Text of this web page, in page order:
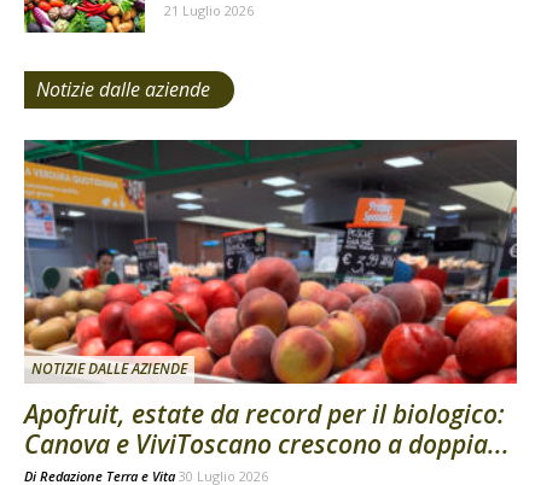
21 Luglio 2026
Notizie dalle aziende
NOTIZIE DALLE AZIENDE
Apofruit, estate da record per il biologico:
Canova e ViviToscano crescono a doppia...
Di Redazione Terra e Vita 30 Luglio 2026